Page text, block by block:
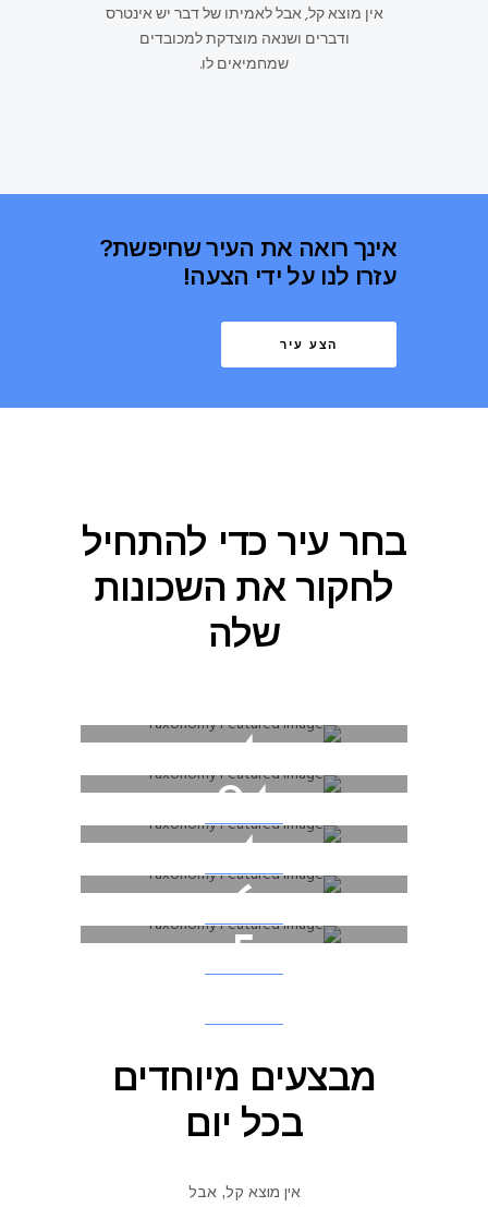
אין מוצא קל, אבל לאמיתו של דבר יש אינטרס
ודברים ושנאה מוצדקת למכובדים
שמחמיאים לו.
אינך רואה את העיר שחיפשת?
עזרו לנו על ידי הצעה!
הצע עיר
בחר עיר כדי להתחיל
לחקור את השכונות
שלה
4
Real Estate
94
Real Estate
4
Real Estate
6
Real Estate
5
מבצעים מיוחדים
בכל יום
אין מוצא קל, אבל